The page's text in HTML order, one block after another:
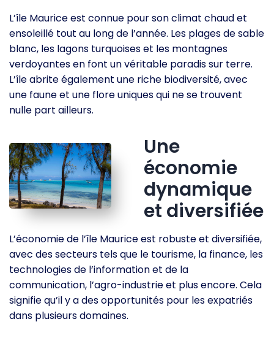
L’île Maurice est connue pour son climat chaud et
ensoleillé tout au long de l’année. Les plages de sable
blanc, les lagons turquoises et les montagnes
verdoyantes en font un véritable paradis sur terre.
L’île abrite également une riche biodiversité, avec
une faune et une flore uniques qui ne se trouvent
nulle part ailleurs.
Une
économie
dynamique
et diversifiée
L’économie de l’île Maurice est robuste et diversifiée,
avec des secteurs tels que le tourisme, la finance, les
technologies de l’information et de la
communication, l’agro-industrie et plus encore. Cela
signifie qu’il y a des opportunités pour les expatriés
dans plusieurs domaines.